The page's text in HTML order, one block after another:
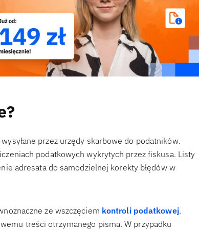
przez urzędy skarbowe do podatników.
podatkowych wykrytych przez fiskusa. Listy
adresata do samodzielnej korekty błędów w
ze wszczęciem kontroli podatkowej.
treści otrzymanego pisma. W przypadku